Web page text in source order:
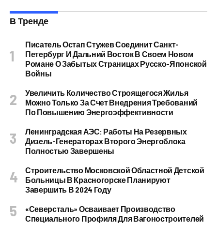
В Тренде
Писатель Остап Стужев Соединит Санкт-
Петербург И Дальний Восток В Своем Новом
Романе О Забытых Страницах Русско-Японской
Войны
Увеличить Количество Строящегося Жилья
Можно Только За Счет Внедрения Требований
По Повышению Энергоэффективности
Ленинградская АЭС: Работы На Резервных
Дизель-Генераторах Второго Энергоблока
Полностью Завершены
Строительство Московской Областной Детской
Больницы В Красногорске Планируют
Завершить В 2024 Году
«Северсталь» Осваивает Производство
Специального Профиля Для Вагоностроителей